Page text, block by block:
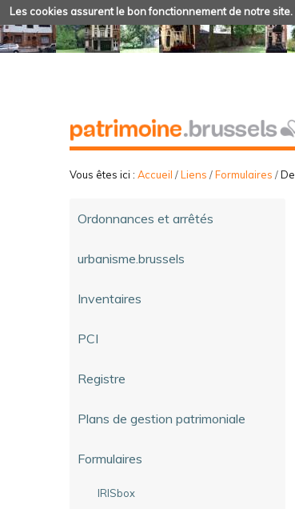
Les cookies assurent le bon fonctionnement de notre
Vous êtes ici : Accueil /Liens /Formulaires /
Ordonnances et arrêtés
urbanisme.brussels
Inventaires
PCI
Registre
Plans de gestion patrimoniale
Formulaires
IRISbox